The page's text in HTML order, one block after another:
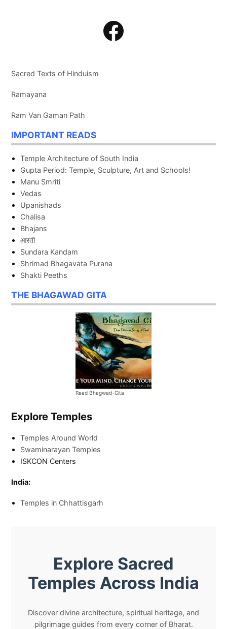
Facebook
Sacred Texts of Hinduism
Ramayana
Ram Van Gaman Path
IMPORTANT READS
Temple Architecture of South India
Gupta Period: Temple, Sculpture, Art and Schools!
Manu Smriti
Vedas
Upanishads
Chalisa
Bhajans
आरती
Sundara Kandam
Shrimad Bhagavata Purana
Shakti Peeths
THE BHAGAWAD GITA
Read Bhagwad-Gita
Explore Temples
Temples Around World
Swaminarayan Temples
ISKCON Centers
India:
Temples in Chhattisgarh
Explore Sacred
Temples Across India
Discover divine architecture, spiritual heritage, and
pilgrimage guides from every corner of Bharat.